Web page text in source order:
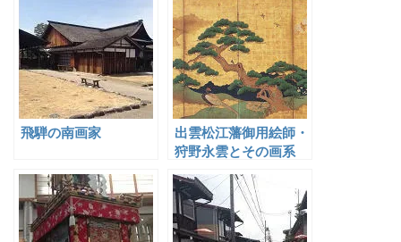
飛騨の南画家
出雲松江藩御用絵師・
狩野永雲とその画系